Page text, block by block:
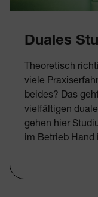
Duales
Theoretisch
viele
beides? Das
vielfältigen
gehen hier
im Betrieb Hand